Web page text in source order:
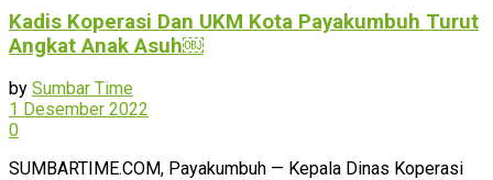
Kadis Koperasi Dan UKM Kota Payakumbuh Turut
Angkat Anak Asuh￼
by Sumbar Time
1 Desember 2022
0
SUMBARTIME.COM, Payakumbuh — Kepala Dinas Koperasi